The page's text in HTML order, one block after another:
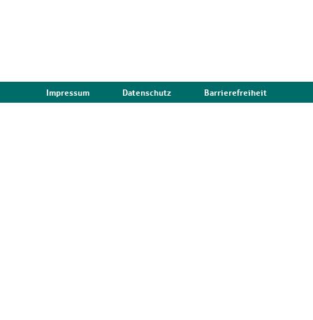
Impressum Datenschutz Barrierefreiheit